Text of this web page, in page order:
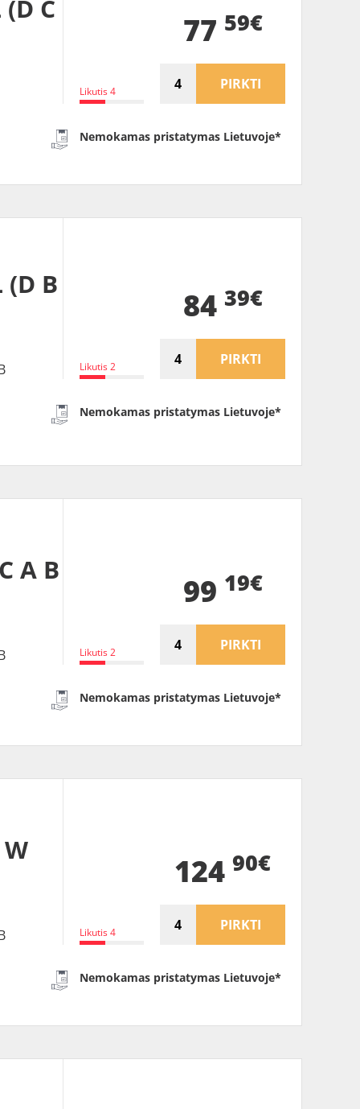
C
Likutis 4
77 59€
PIRKTI
Nemokamas pristatymas Lietuvoje*
(D B
Likutis 2
84 39€
PIRKTI
Nemokamas pristatymas Lietuvoje*
A B
Likutis 2
99 19€
PIRKTI
Nemokamas pristatymas Lietuvoje*
Likutis 4
124 90€
PIRKTI
Nemokamas pristatymas Lietuvoje*